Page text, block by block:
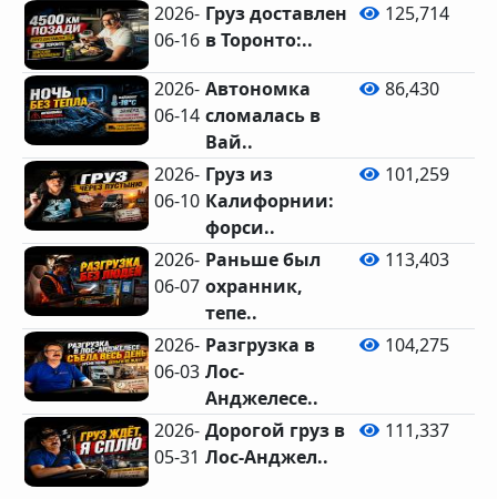
2026-
06-16
Груз доставлен
в Торонто:..
125,714
2026-
06-14
Автономка
сломалась в
Вай..
86,430
2026-
06-10
Груз из
Калифорнии:
форси..
101,259
2026-
06-07
Раньше был
охранник,
тепе..
113,403
2026-
06-03
Разгрузка в
Лос-
Анджелесе..
104,275
2026-
05-31
Дорогой груз в
Лос-Анджел..
111,337